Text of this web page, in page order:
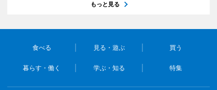
もっと見る
食べる 見る・遊ぶ 買う
暮らす・働く 学ぶ・知る 特集